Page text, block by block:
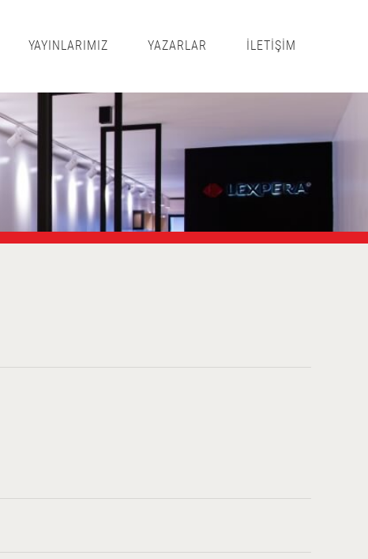
YAYINLARIMIZ YAZARLAR İLETİŞİM